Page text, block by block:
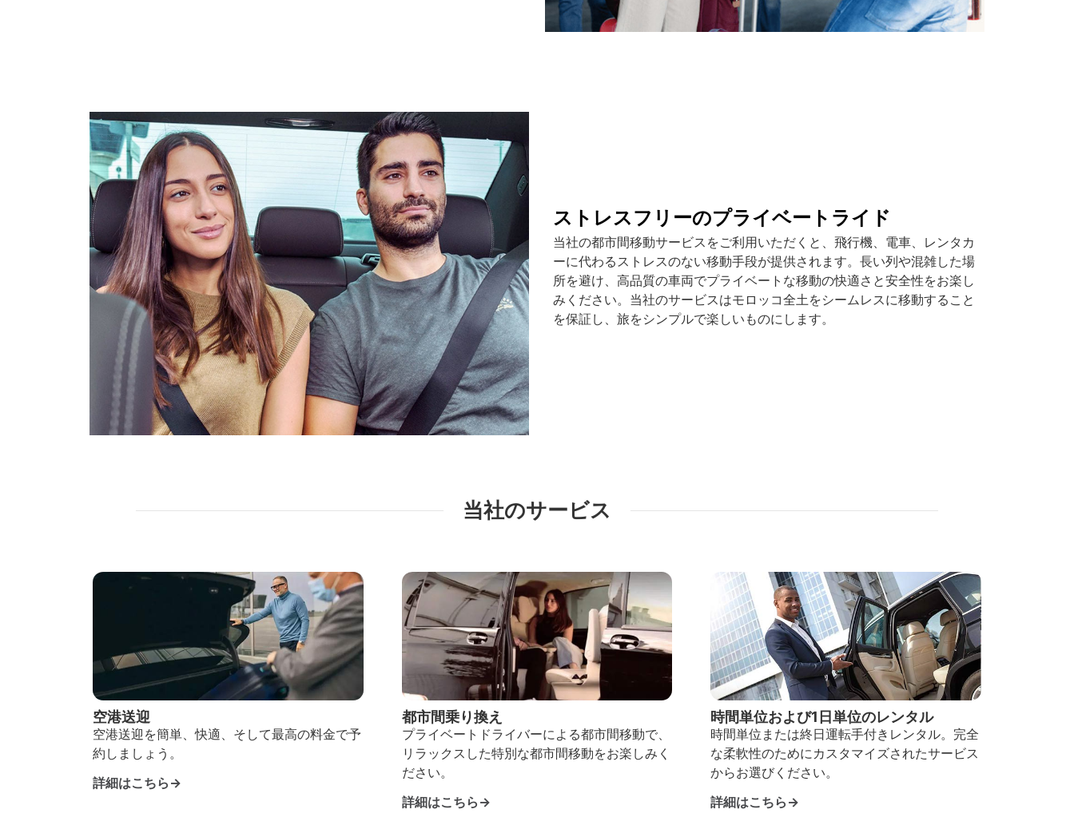
ストレスフリーのプライベートライド
当社の都市間移動サービスをご利用いただくと、飛行機、電車、レンタカ
ーに代わるストレスのない移動手段が提供されます。長い列や混雑した場
所を避け、高品質の車両でプライベートな移動の快適さと安全性をお楽し
みください。当社のサービスはモロッコ全土をシームレスに移動すること
を保証し、旅をシンプルで楽しいものにします。
当社のサービス
空港送迎
空港送迎を簡単、快適、そして最高の料金で予
約しましょう。
詳細はこちら→
都市間乗り換え
プライベートドライバーによる都市間移動で、
リラックスした特別な都市間移動をお楽しみく
ださい。
詳細はこちら→
時間単位および1日単位のレンタル
時間単位または終日運転手付きレンタル。完全
な柔軟性のためにカスタマイズされたサービス
からお選びください。
詳細はこちら→